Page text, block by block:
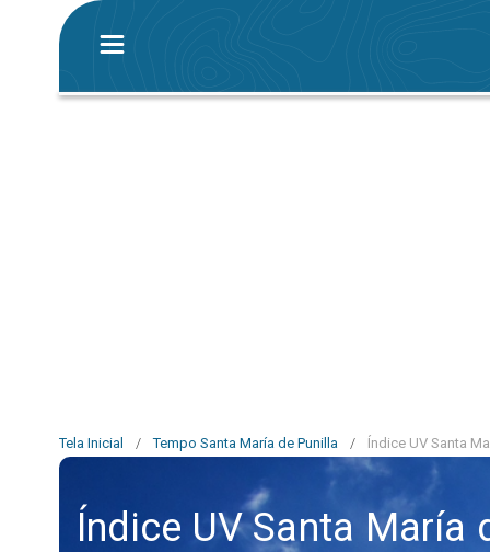
Tela Inicial / Tempo Santa María de Punilla / Índice UV Santa
Índice UV Santa María